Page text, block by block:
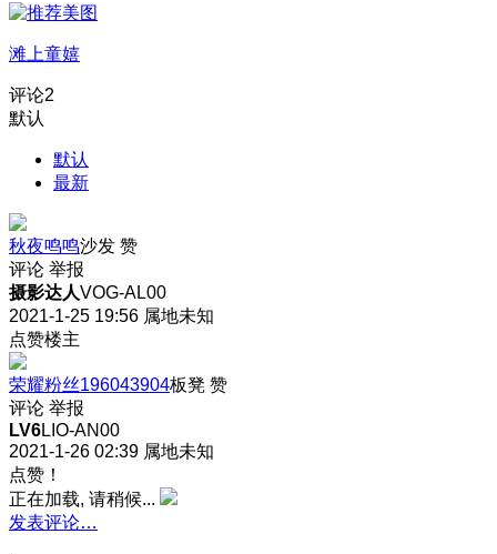
滩上童嬉
评论2
默认
默认
最新
秋夜鸣鸣沙发 赞
评论 举报
摄影达人VOG-AL00
2021-1-25 19:56 属地未知
点赞楼主
荣耀粉丝196043904板凳 赞
评论 举报
LV6LIO-AN00
2021-1-26 02:39 属地未知
点赞！
正在加载, 请稍候...
发表评论…